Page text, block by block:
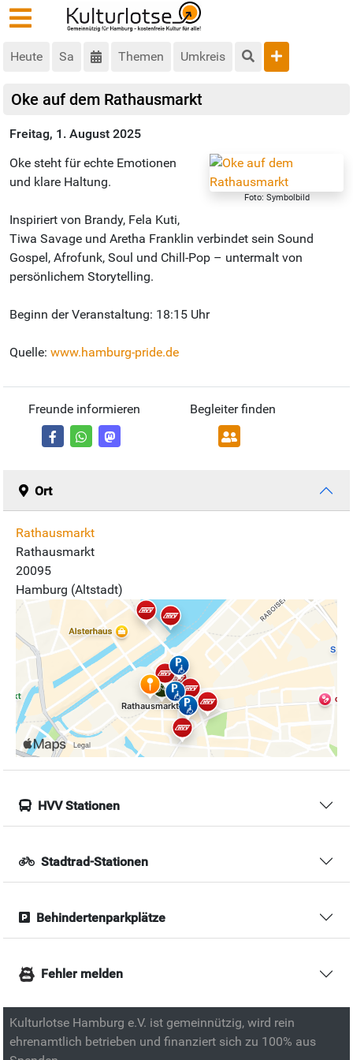
Heute Sa Themen Umkreis
Oke auf dem Rathausmarkt
Freitag, 1. August 2025
Foto: Symbolbild
Oke steht für echte Emotionen
und klare Haltung.
Inspiriert von Brandy, Fela Kuti,
Tiwa Savage und Aretha Franklin verbindet sein Sound
Gospel, Afrofunk, Soul und Chill-Pop – untermalt von
persönlichem Storytelling.
Beginn der Veranstaltung: 18:15 Uhr
Quelle: www.hamburg-pride.de
Freunde informieren Begleiter finden
Ort
Rathausmarkt
Rathausmarkt
20095
Hamburg (Altstadt)
HVV Stationen
Stadtrad-Stationen
Behindertenparkplätze
Fehler melden
Kulturlotse Hamburg e.V. ist gemeinnützig, wird rein
ehrenamtlich betrieben und finanziert sich zu 100% aus